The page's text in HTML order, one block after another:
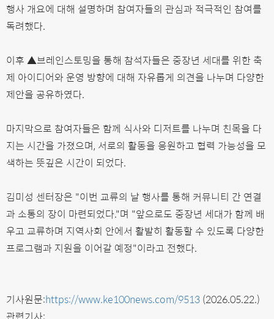
행사 개요에 대해 설명하며 참여자들의 관심과 적극적인 참여를
독려했다.
이후 ▲브레인스토밍을 통해 참석자들은 중장년 세대를 위한 축
제 아이디어와 운영 방향에 대해 자유롭게 의견을 나누며 다양한
제안을 공유하였다.
마지막으로 참여자들은 함께 식사와 디저트를 나누며 친목을 다
지는 시간을 가졌으며, 서로의 활동을 응원하고 협력 가능성을 모
색하는 뜻깊은 시간이 되었다.
김미성 센터장은 "이번 교류의 날 행사를 통해 커뮤니티 간 연결
과 소통의 장이 마련되었다."며 "앞으로도 중장년 세대가 함께 배
우고 교류하며 지역사회 안에서 활발히 활동할 수 있도록 다양한
프로그램과 지원을 이어갈 예정"이라고 전했다.
기사원문:https://www.ke100news.com/9513 (2026.05.22.)